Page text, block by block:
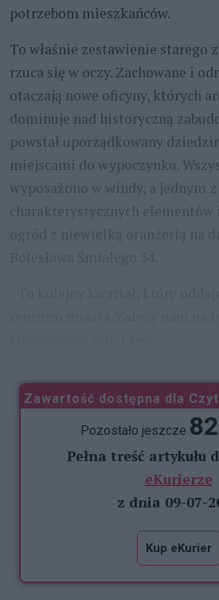
potrzebom mieszkańców.
To właśnie zestawienie starego
rzuca się w oczy. Zachowane i
otaczają nowe oficyny, których
dominuje nad historyczną
powstał uporządkowany
miejscami do wypoczynku.
wyposażono w windy, a jednym
charakterystycznych elementów
Zawartość dostępna dla
Pozostało jeszcze
Pełna treść artykułu
eKurierze
z dnia 09-07-
Kup eKurier